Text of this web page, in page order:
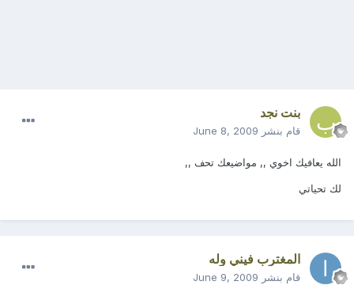
بنت نجد
قام بنشر June 8, 2009
الله يعافيك اخوي ,, مواضيعك تحف ,,
لك تحياتي
المغترب فيني وله
قام بنشر June 9, 2009